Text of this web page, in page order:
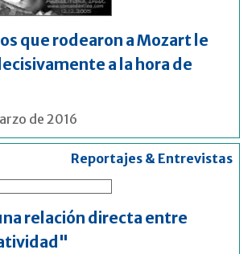
que rodearon a Mozart le
a la hora de
de 2016
Reportajes & Entrevistas
relación directa entre